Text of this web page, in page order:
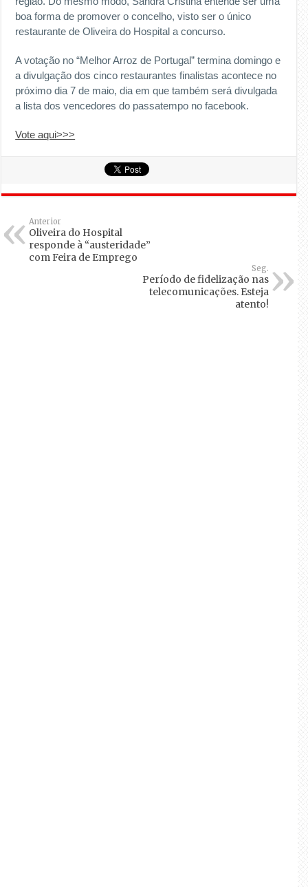
boa forma de promover o concelho, visto ser o único
restaurante de Oliveira do Hospital a concurso.
A votação no “Melhor Arroz de Portugal” termina domingo e
a divulgação dos cinco restaurantes finalistas acontece no
próximo dia 7 de maio, dia em que também será divulgada
a lista dos vencedores do passatempo no facebook.
Vote aqui>>>
Anterior
Oliveira do Hospital
responde à “austeridade”
com Feira de Emprego
Seg.
Período de fidelização nas
telecomunicações. Esteja
atento!